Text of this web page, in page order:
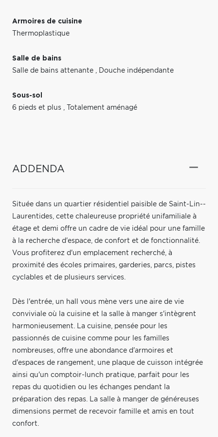
Armoires de cuisine
Thermoplastique
Salle de bains
Salle de bains attenante , Douche indépendante
Sous-sol
6 pieds et plus , Totalement aménagé
ADDENDA
Située dans un quartier résidentiel paisible de Saint-Lin--
Laurentides, cette chaleureuse propriété unifamiliale à
étage et demi offre un cadre de vie idéal pour une famille
à la recherche d'espace, de confort et de fonctionnalité.
Vous profiterez d'un emplacement recherché, à
proximité des écoles primaires, garderies, parcs, pistes
cyclables et de plusieurs services.
Dès l'entrée, un hall vous mène vers une aire de vie
conviviale où la cuisine et la salle à manger s'intègrent
harmonieusement. La cuisine, pensée pour les
passionnés de cuisine comme pour les familles
nombreuses, offre une abondance d'armoires et
d'espaces de rangement, une plaque de cuisson intégrée
ainsi qu'un comptoir-lunch pratique, parfait pour les
repas du quotidien ou les échanges pendant la
préparation des repas. La salle à manger de généreuses
dimensions permet de recevoir famille et amis en tout
confort.